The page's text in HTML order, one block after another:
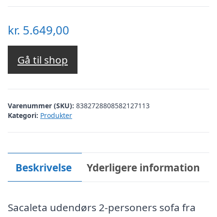
kr. 5.649,00
Gå til shop
Varenummer (SKU): 8382728808582127113
Kategori: Produkter
Beskrivelse Yderligere information
Sacaleta udendørs 2-personers sofa fra